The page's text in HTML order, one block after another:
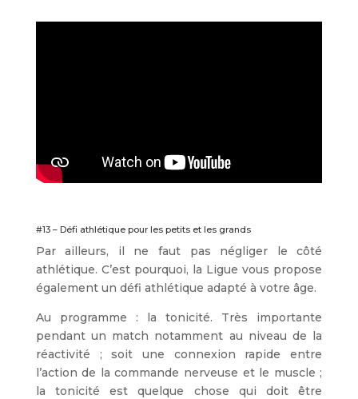
#13 – Défi athlétique pour les petits et les grands
Par ailleurs, il ne faut pas négliger le côté
athlétique. C’est pourquoi, la Ligue vous propose
également un défi athlétique adapté à votre âge.
Au programme : la tonicité. Très importante
pendant un match notamment au niveau de la
réactivité ; soit une connexion rapide entre
l’action de la commande nerveuse et le muscle ;
la tonicité est quelque chose qui doit être